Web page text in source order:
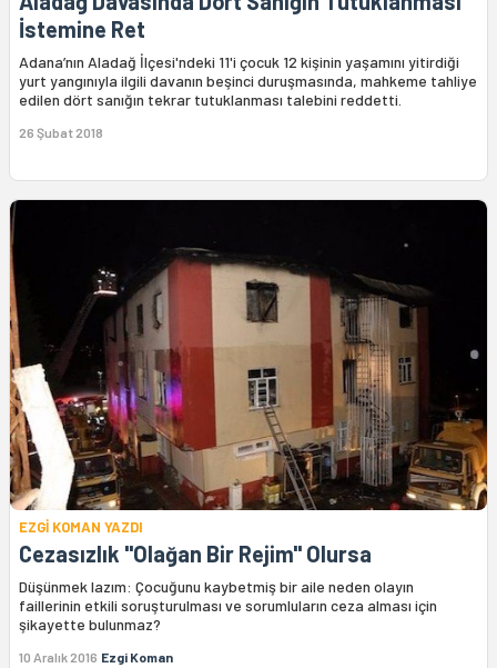
İstemine Ret
Adana’nın Aladağ İlçesi'ndeki 11'i çocuk 12 kişinin yaşamını yitirdiği
yurt yangınıyla ilgili davanın beşinci duruşmasında, mahkeme tahliye
edilen dört sanığın tekrar tutuklanması talebini reddetti.
26 Şubat 2018
EZGİ KOMAN YAZDI
Cezasızlık "Olağan Bir Rejim" Olursa
Düşünmek lazım: Çocuğunu kaybetmiş bir aile neden olayın
faillerinin etkili soruşturulması ve sorumluların ceza alması için
şikayette bulunmaz?
10 Aralık 2016 Ezgi Koman